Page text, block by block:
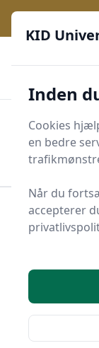
Start søgning
Start søgning
Forside
Velkommen til
Hvis du
KID
Inden
Cookies
en bedre
Når du
accepterer